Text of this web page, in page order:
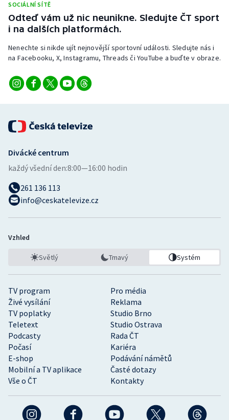
SOCIÁLNÍ SÍTĚ
Odteď vám už nic neunikne. Sledujte ČT sport
i na dalších platformách.
Nenechte si nikde ujít nejnovější sportovní události. Sledujte nás i
na Facebooku, X, Instagramu, Threads či YouTube a buďte v obraze.
TV program
Pro média
Živé vysílání
Reklama
TV poplatky
Studio Brno
Teletext
Studio Ostrava
Podcasty
Rada ČT
Počasí
Kariéra
E-shop
Podávání námětů
Mobilní a TV aplikace
Časté dotazy
Vše o ČT
Kontakty
Divácké centrum
každý všední den:8:00—16:00 hodin
261 136 113
info@ceskatelevize.cz
Vzhled
Světlý Tmavý Systém